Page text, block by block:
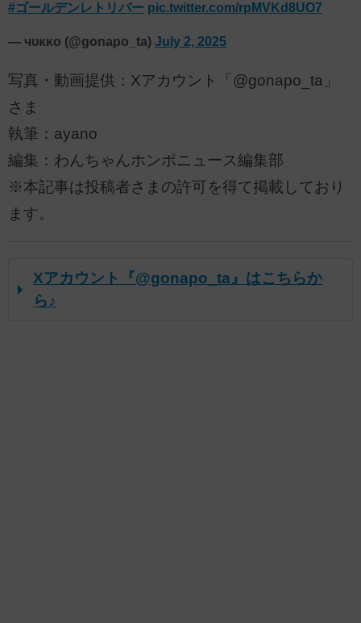
#ゴールデンレトリバー pic.twitter.com/rpMVKd8UO7
— чυκκо (@gonapo_ta) July 2, 2025
写真・動画提供：Xアカウント「@gonapo_ta」
さま
執筆：ayano
編集：わんちゃんホンポニュース編集部
※本記事は投稿者さまの許可を得て掲載しており
ます。
Xアカウント『@gonapo_ta』はこちらか
ら♪